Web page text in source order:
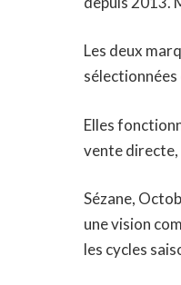
Les deux
Elles
vente directe,
Sézane,
une vision
les cycles